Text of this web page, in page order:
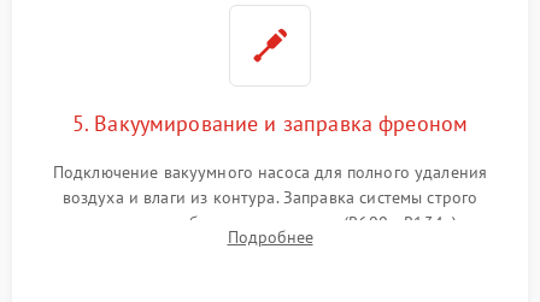
5. Вакуумирование и заправка фреоном
Подключение вакуумного насоса для полного удаления
воздуха и влаги из контура. Заправка системы строго
дозированным объемом хладагента (R600a, R134a) по
электронным весам. Контроль рабочего давления в системе.
Подробнее